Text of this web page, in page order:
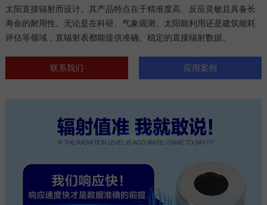
太阳直接辐射而设计。其产品特点在于精准度高、反应灵敏且具备长
寿命的耐用性。无论是在科研、气象观测、太阳能利用还是建筑能耗
评估等领域，直辐射表都能提供准确、稳定的直接辐射数据。
联系我们 应用案例